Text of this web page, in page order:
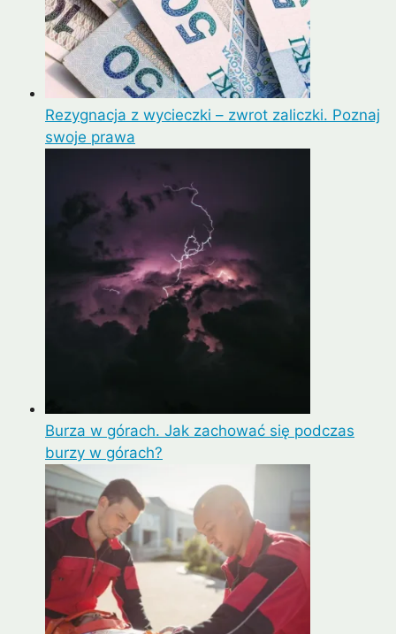
Rezygnacja z wycieczki – zwrot zaliczki. Poznaj
swoje prawa
Burza w górach. Jak zachować się podczas
burzy w górach?